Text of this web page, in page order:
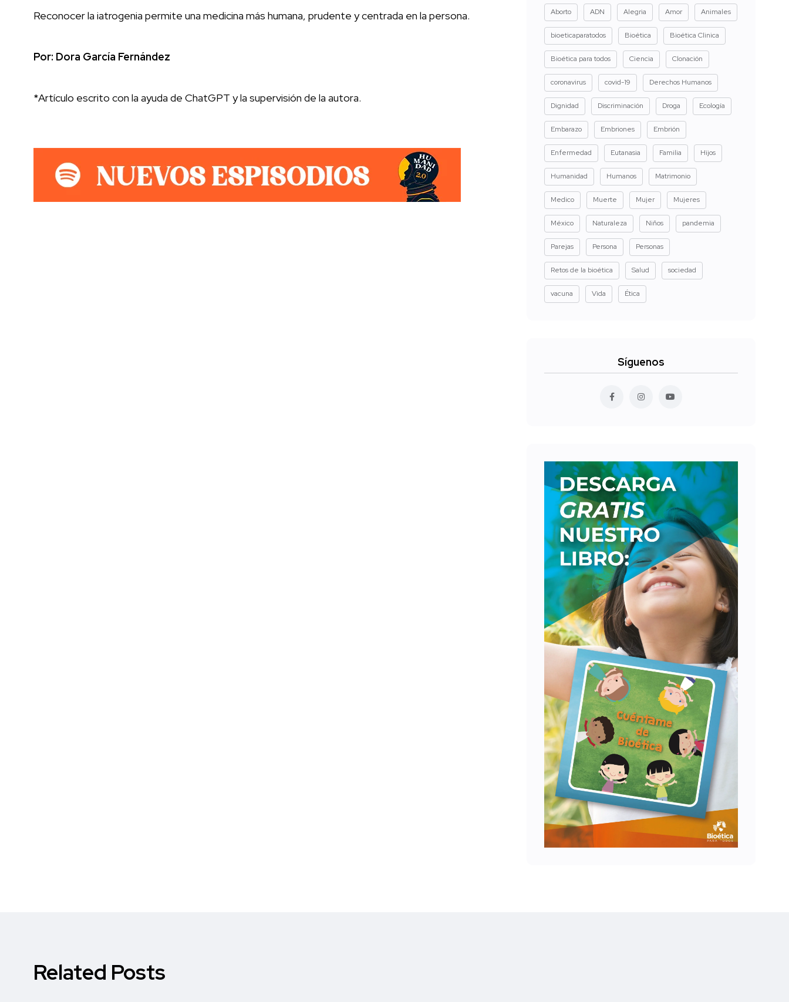
Reconocer la iatrogenia permite una medicina más humana, prudente y centrada en la persona.
Por: Dora García Fernández
*Artículo escrito con la ayuda de ChatGPT y la supervisión de la autora.
Aborto ADN Alegria Amor Animales
bioeticaparatodos Bioética Bioética Clinica
Bioética para todos Ciencia Clonación
coronavirus covid-19 Derechos Humanos
Dignidad Discriminación Droga Ecología
Embarazo Embriones Embrión
Enfermedad Eutanasia Familia Hijos
Humanidad Humanos Matrimonio
Medico Muerte Mujer Mujeres
México Naturaleza Niños pandemia
Parejas Persona Personas
Retos de la bioética Salud sociedad
vacuna Vida Ética
Síguenos
Related Posts